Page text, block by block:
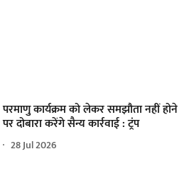
परमाणु कार्यक्रम को लेकर समझौता नहीं होने
पर दोबारा करेंगे सैन्य कार्रवाई : ट्रंप
28 Jul 2026